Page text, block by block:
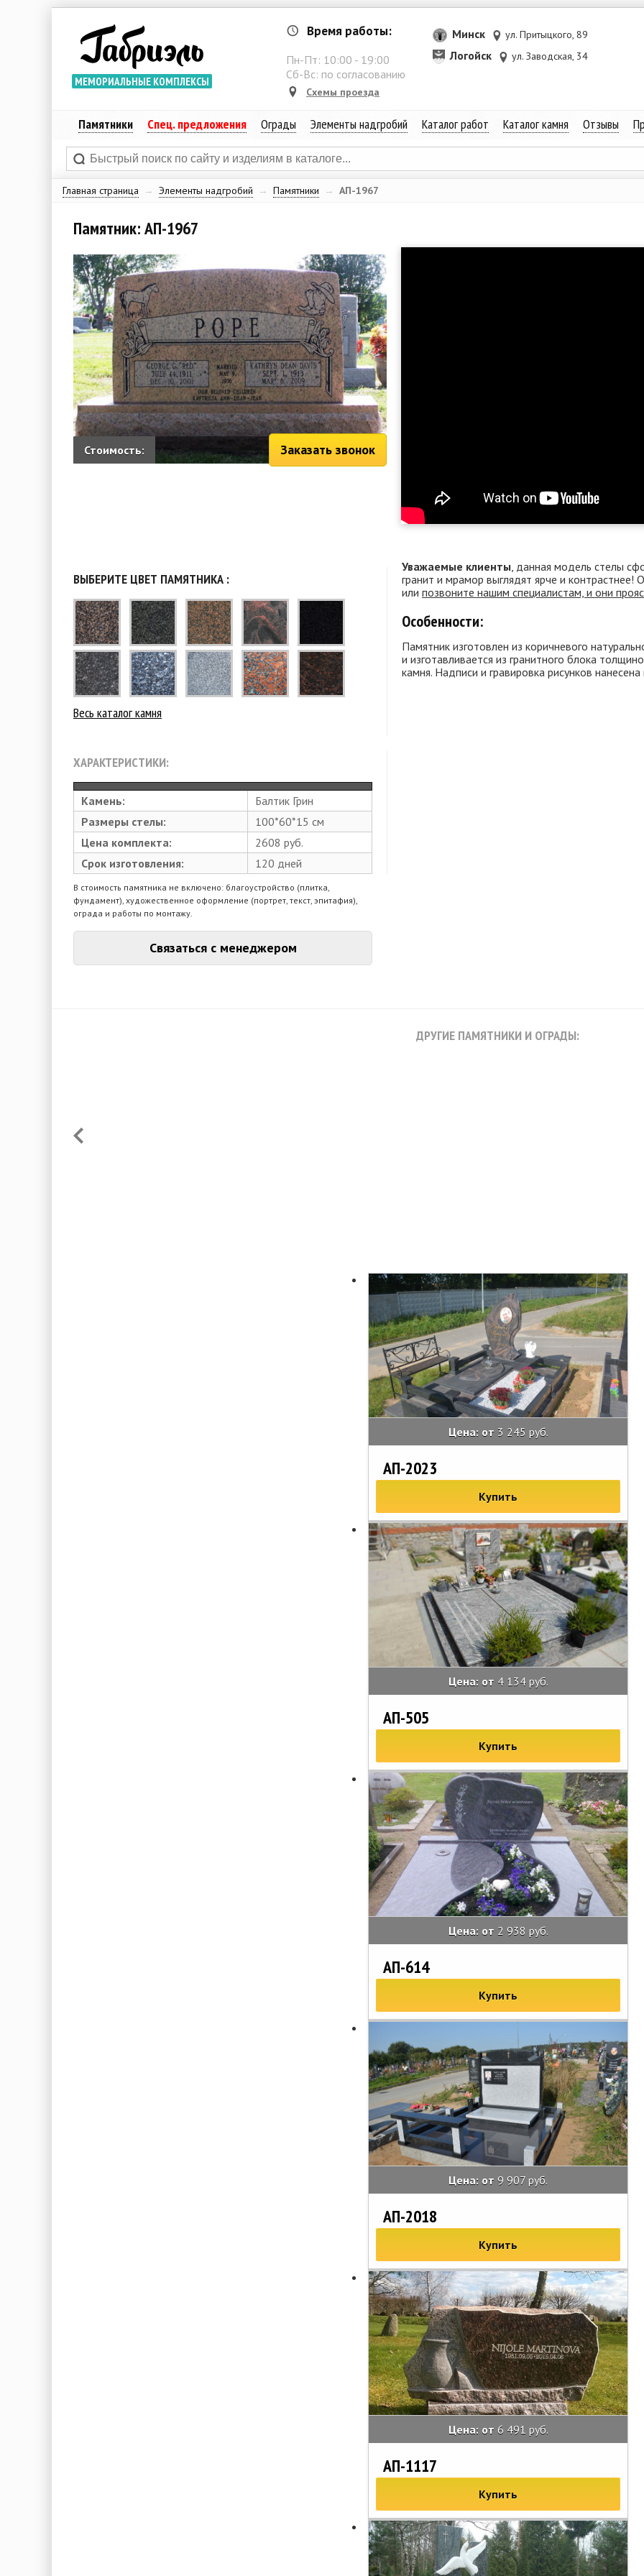
МЕМОРИАЛЬНЫЕ КОМПЛЕКСЫ
Время работы:
Пн-Пт: 10:00 - 19:00
Сб-Вс: по согласованию
Схемы проезда
Минск ул. Притыцкого, 89
Логойск ул. Заводская, 34
Памятники Спец. предложения Ограды Элементы надгробий Каталог работ Каталог камня Отзывы
Главная страница → Элементы надгробий → Памятники → АП-1967
Памятник: АП-1967
Стоимость: Заказать звонок
ВЫБЕРИТЕ ЦВЕТ ПАМЯТНИКА :
Весь каталог камня
ХАРАКТЕРИСТИКИ:
Камень:
Балтик Грин
Размеры стелы:
100*60*15 см
Цена комплекта:
2608 руб.
Срок изготовления:
120 дней
В стоимость памятника не включено: благоустройство (плитка,
фундамент), художественное оформление (портрет, текст, эпитафия),
ограда и работы по монтажу.
Связаться с менеджером
Уважаемые клиенты , данная модель стелы
гранит и мрамор выглядят ярче и контрастнее!
или позвоните нашим специалистам, и они
Особенности:
Памятник изготовлен из коричневого
и изготавливается из гранитного блока
камня. Надписи и гравировка рисунков
ДРУГИЕ ПАМЯТНИКИ И ОГРАДЫ:
Цена: от 3 245 руб.
АП-2023
Купить
Цена: от 4 134 руб.
АП-505
Купить
Цена: от 2 938 руб.
АП-614
Купить
Цена: от 9 907 руб.
АП-2018
Купить
Цена: от 6 491 руб.
АП-1117
Купить